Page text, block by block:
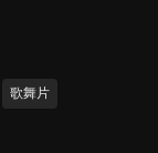
歌舞片